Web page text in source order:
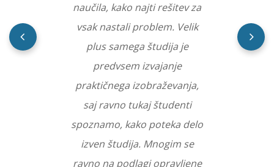
naučila, kako najti rešitev za
vsak nastali problem. Velik
plus samega študija je
predvsem izvajanje
praktičnega izobraževanja,
saj ravno tukaj študenti
spoznamo, kako poteka delo
izven študija. Mnogim se
ravno na podlagi opravljene